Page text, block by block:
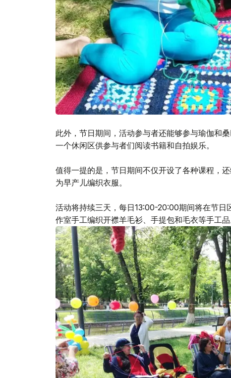
此外，节日期间，活动参与者还能够参与瑜伽和
一个休闲区供参与者们阅读书籍和自拍娱乐。
值得一提的是，节日期间不仅开设了各种课程，
为早产儿编织衣服。
活动将持续三天，每日13:00-20:00期间将在节
作室手工编织开襟羊毛衫、手提包和毛衣等手工品